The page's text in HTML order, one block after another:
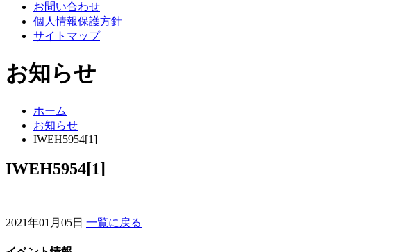
お問い合わせ
個人情報保護方針
サイトマップ
お知らせ
ホーム
お知らせ
IWEH5954[1]
IWEH5954[1]
2021年01月05日 一覧に戻る